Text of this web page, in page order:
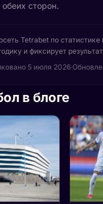
сторон.
Tetrabet по
и фиксирует
5 июля 2026·
в блоге